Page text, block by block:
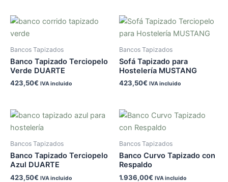
Bancos Tapizados
Banco Tapizado Terciopelo
Verde DUARTE
423,50€ IVA incluido
Bancos Tapizados
Sofá Tapizado para
Hostelería MUSTANG
423,50€ IVA incluido
Bancos Tapizados
Banco Tapizado Terciopelo
Azul DUARTE
423,50€ IVA incluido
Bancos Tapizados
Banco Curvo Tapizado con
Respaldo
1.936,00€ IVA incluido